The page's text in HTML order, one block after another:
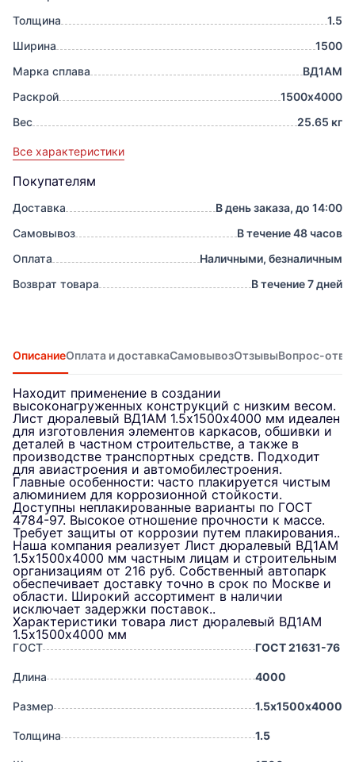
Толщина
1.5
Ширина
1500
Марка сплава
ВД1АМ
Раскрой
1500х4000
Вес
25.65 кг
Все характеристики
Покупателям
Доставка
В день заказа, до 14:00
Самовывоз
В течение 48 часов
Оплата
Наличными, безналичным
Возврат товара
В течение 7 дней
ОписаниеОплата и доставкаСамовывозОтзывыВопрос-
Находит применение в создании
высоконагруженных конструкций с низким весом.
Лист дюралевый ВД1АМ 1.5х1500х4000 мм идеален
для изготовления элементов каркасов, обшивки и
деталей в частном строительстве, а также в
производстве транспортных средств. Подходит
для авиастроения и автомобилестроения.
Главные особенности: часто плакируется чистым
алюминием для коррозионной стойкости.
Доступны неплакированные варианты по ГОСТ
4784-97. Высокое отношение прочности к массе.
Требует защиты от коррозии путем плакирования..
Наша компания реализует Лист дюралевый ВД1АМ
1.5х1500х4000 мм частным лицам и строительным
организациям от 216 руб. Собственный автопарк
обеспечивает доставку точно в срок по Москве и
области. Широкий ассортимент в наличии
исключает задержки поставок..
Характеристики товара лист дюралевый ВД1АМ
1.5х1500х4000 мм
ГОСТ ГОСТ 21631-76
Длина 4000
Размер 1.5х1500х4000
Толщина 1.5